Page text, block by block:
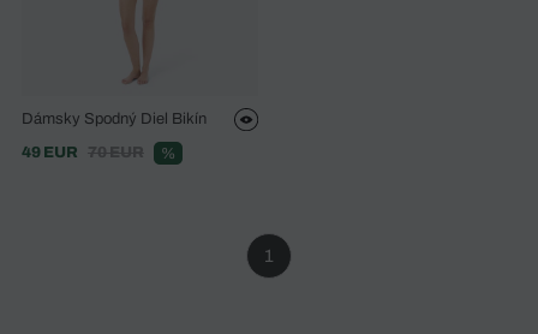
Dámsky Spodný Diel Bikín
49 EUR
70 EUR %
1